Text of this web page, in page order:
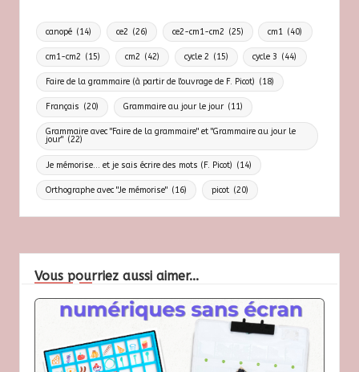
canopé (14) ce2 (26) ce2-cm1-cm2 (25) cm1 (40)
cm1-cm2 (15) cm2 (42) cycle 2 (15) cycle 3 (44)
Faire de la grammaire (à partir de l'ouvrage de F. Picot) (18)
Français (20) Grammaire au jour le jour (11)
Grammaire avec "Faire de la grammaire" et "Grammaire au jour le
jour" (22)
Je mémorise... et je sais écrire des mots (F. Picot) (14)
Orthographe avec "Je mémorise" (16) picot (20)
Vous pourriez aussi aimer...